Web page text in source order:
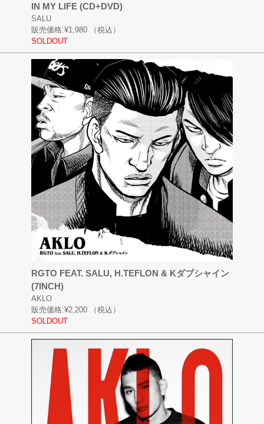
IN MY LIFE (CD+DVD)
SALU
販売価格:¥1,980
（税込）
SOLDOUT
RGTO FEAT. SALU, H.TEFLON & Kダブシャイン
(7INCH)
AKLO
販売価格:¥2,200
（税込）
SOLDOUT